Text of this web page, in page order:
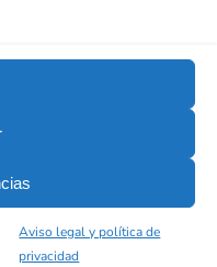
Aviso legal y política de
privacidad
éxito
(UE)